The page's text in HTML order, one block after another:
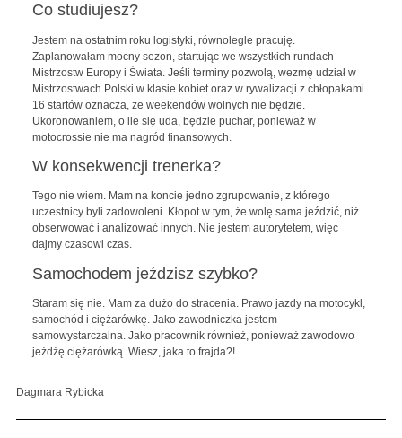
Co studiujesz?
Jestem na ostatnim roku logistyki, równolegle pracuję.
Zaplanowałam mocny sezon, startując we wszystkich rundach
Mistrzostw Europy i Świata. Jeśli terminy pozwolą, wezmę udział w
Mistrzostwach Polski w klasie kobiet oraz w rywalizacji z chłopakami.
16 startów oznacza, że weekendów wolnych nie będzie.
Ukoronowaniem, o ile się uda, będzie puchar, ponieważ w
motocrossie nie ma nagród finansowych.
W konsekwencji trenerka?
Tego nie wiem. Mam na koncie jedno zgrupowanie, z którego
uczestnicy byli zadowoleni. Kłopot w tym, że wolę sama jeździć, niż
obserwować i analizować innych. Nie jestem autorytetem, więc
dajmy czasowi czas.
Samochodem jeździsz szybko?
Staram się nie. Mam za dużo do stracenia. Prawo jazdy na motocykl,
samochód i ciężarówkę. Jako zawodniczka jestem
samowystarczalna. Jako pracownik również, ponieważ zawodowo
jeżdżę ciężarówką. Wiesz, jaka to frajda?!
Dagmara Rybicka